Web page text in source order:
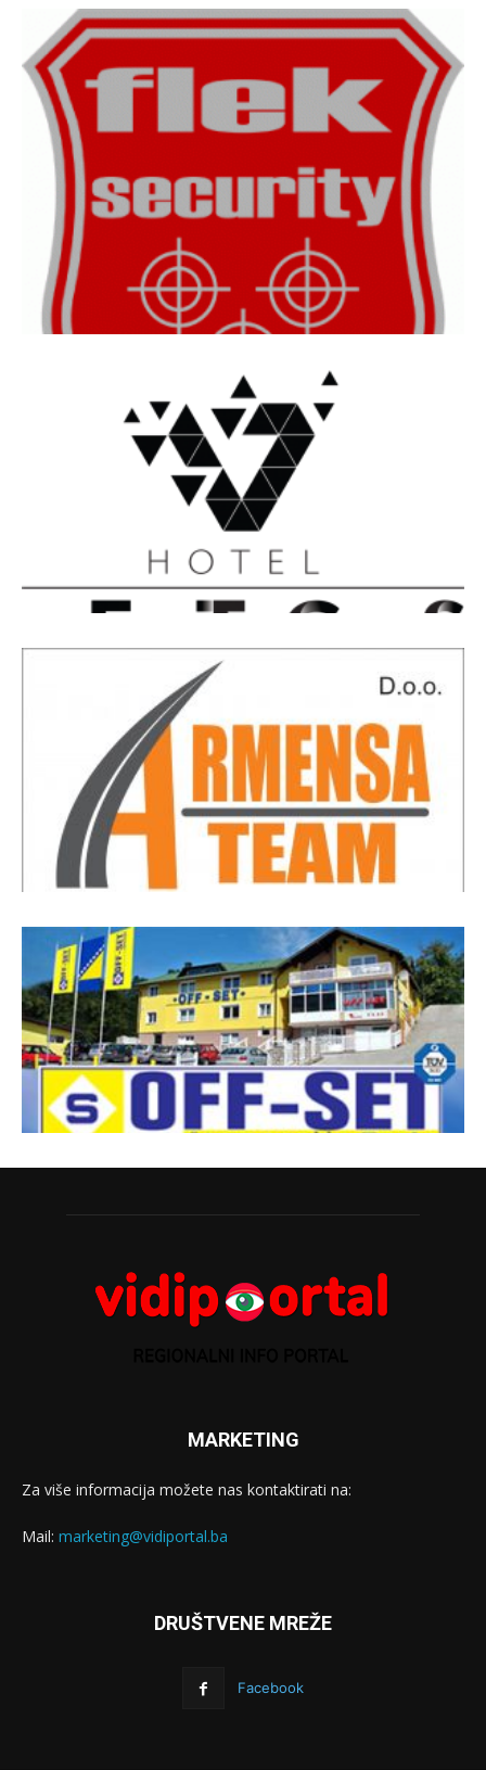
MARKETING
Za više informacija možete nas kontaktirati na:
Mail: marketing@vidiportal.ba
DRUŠTVENE MREŽE
Facebook